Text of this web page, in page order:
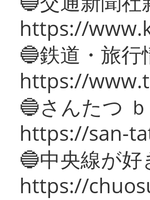
https://
🔵鉄道・旅
https://
🔵さんたつ
https://san-
🔵中央線が
https://